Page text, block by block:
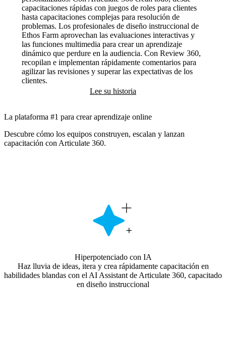
capacitaciones rápidas con juegos de roles para clientes
hasta capacitaciones complejas para resolución de
problemas. Los profesionales de diseño instruccional de
Ethos Farm aprovechan las evaluaciones interactivas y
las funciones multimedia para crear un aprendizaje
dinámico que perdure en la audiencia. Con Review 360,
recopilan e implementan rápidamente comentarios para
agilizar las revisiones y superar las expectativas de los
clientes.
Lee su historia
La plataforma #1 para crear aprendizaje online
Descubre cómo los equipos construyen, escalan y lanzan
capacitación con Articulate 360.
Hiperpotenciado con IA
Haz lluvia de ideas, itera y crea rápidamente capacitación en
habilidades blandas con el AI Assistant de Articulate 360, capacitado
en diseño instruccional